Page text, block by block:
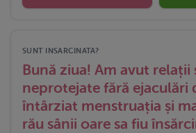
SUNT INSARCINATA?
Bună ziua! Am avut relații
neprotejate fără ejaculări
întârziat menstruația și
rău sânii oare sa fiu